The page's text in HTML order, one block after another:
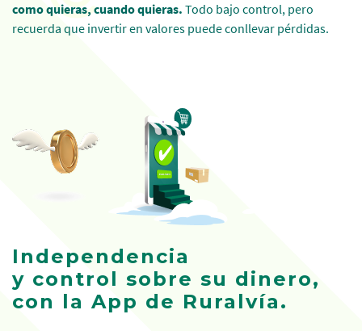
como quieras, cuando quieras. Todo bajo control, pero
recuerda que invertir en valores puede conllevar pérdidas.
Independencia
y control sobre su dinero,
con la App de Ruralvía.